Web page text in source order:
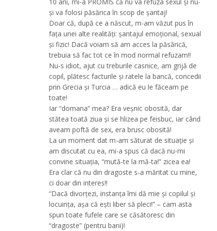
10 ani, mi-a PROMIS că nu va refuza sexul și nu-
și va folosi păsărica în scop de șantaj!
Doar că, după ce a născut, m-am văzut pus în
fața unei alte realități: șantajul emoțional, sexual
și fizic! Dacă voiam să am acces la păsărică,
trebuia să fac tot ce în mod normal refuzam!!
Nu-s idiot, ajut cu treburile casnice, am grijă de
copil, plătesc facturile și ratele la bancă, concedii
prin Grecia și Turcia … adică eu le făceam pe
toate!
Iar “domana” mea? Era veșnic obosită, dar
stătea toată ziua și se hlizea pe feisbuc, iar când
aveam poftă de sex, era brusc obosită!
La un moment dat m-am săturat de situație și
am discutat cu ea, mi-a spus că dacă nu-mi
convine situația, “mută-te la mă-ta!” zicea ea!
Era clar că nu din dragoste s-a măritat cu mine,
ci doar din interes!!
“Dacă divorțezi, instanța îmi dă mie și copilul și
locuința, așa că ești liber să pleci!” – cam asta
spun toate fufele care se căsătoresc din
“dragoste” (pentru bani)!